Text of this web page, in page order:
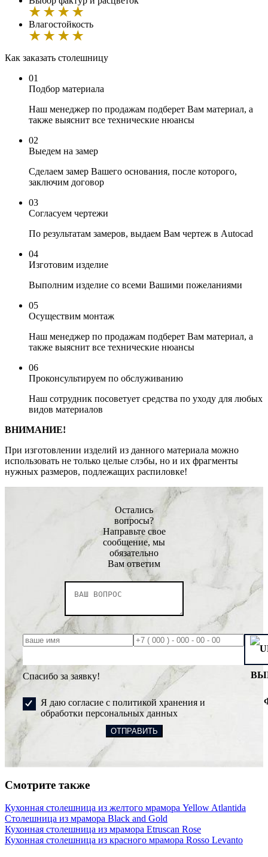
Влагостойкость
Как заказать cтолешницу
01
Подбор материала
Наш менеджер по продажам подберет Вам материал, а
также выяснит все технические нюансы
02
Выедем на замер
Сделаем замер Вашего основания, после которого,
заключим договор
03
Согласуем чертежи
По результатам замеров, выдаем Вам чертеж в Autocad
04
Изготовим изделие
Выполним изделие со всеми Вашими пожеланиями
05
Осуществим монтаж
Наш менеджер по продажам подберет Вам материал, а
также выяснит все технические нюансы
06
Проконсультируем по обслуживанию
Наш сотрудник посоветует средства по уходу для любых
видов материалов
ВНИМАНИЕ!
При изготовлении изделий из данного материала можно
использовать не только целые слэбы, но и их фрагменты
нужных размеров, подлежащих распиловке!
Остались
вопросы?
Направьте свое
сообщение, мы
обязательно
Вам ответим
Спасибо за заявку!
Я даю согласие с политикой хранения и
обработки персональных данных
Смотрите также
Кухонная столешница из желтого мрамора Yellow Atlantida
Столешница из мрамора Black and Gold
Кухонная столешница из мрамора Etruscan Rose
Кухонная столешница из красного мрамора Rosso Levanto